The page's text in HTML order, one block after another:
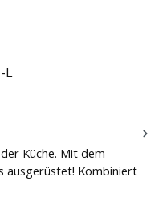
nicht verfügbar.)
ist zurzeit nicht verfügbar.)
L
Küche. Mit dem
ausgerüstet! Kombiniert